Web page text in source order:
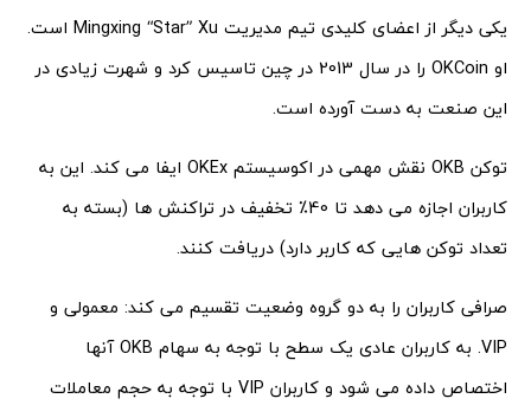
یکی دیگر از اعضای کلیدی تیم مدیریت Mingxing “Star” Xu است.
او OKCoin را در سال 2013 در چین تاسیس کرد و شهرت زیادی در
این صنعت به دست آورده است.
توکن OKB نقش مهمی در اکوسیستم OKEx ایفا می کند. این به
کاربران اجازه می دهد تا 40٪ تخفیف در تراکنش ها (بسته به
تعداد توکن هایی که کاربر دارد) دریافت کنند.
صرافی کاربران را به دو گروه وضعیت تقسیم می کند: معمولی و
VIP. به کاربران عادی یک سطح با توجه به سهام OKB آنها
اختصاص داده می شود و کاربران VIP با توجه به حجم معاملات